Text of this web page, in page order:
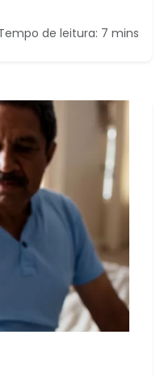
de leitura: 7 mins